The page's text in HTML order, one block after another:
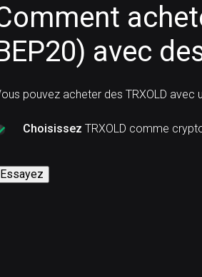
avec
pouvez acheter des TRXOLD avec
Choisissez TRXOLD comme
Essayez